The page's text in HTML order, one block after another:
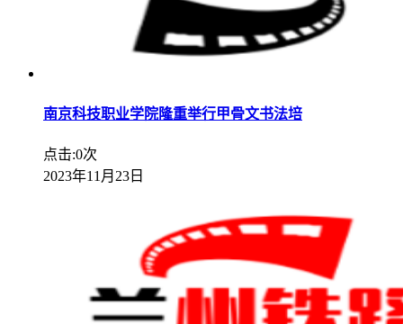
南京科技职业学院隆重举行甲骨文书法培
点击:0次
2023年11月23日